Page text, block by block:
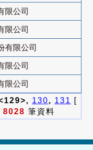
限公司
限公司
有限公司
限公司
限公司
130, 131
[
8028 筆資料